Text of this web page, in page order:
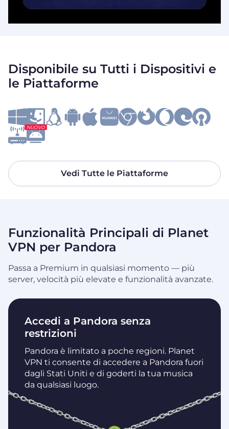
Disponibile su Tutti i Dispositivi e
le Piattaforme
NUOVO
Vedi Tutte le Piattaforme
Funzionalità Principali di Planet
VPN per Pandora
Passa a Premium in qualsiasi momento — più
server, velocità più elevate e funzionalità avanzate.
Accedi a Pandora senza
restrizioni
Pandora è limitato a poche regioni. Planet
VPN ti consente di accedere a Pandora fuori
dagli Stati Uniti e di goderti la tua musica
da qualsiasi luogo.